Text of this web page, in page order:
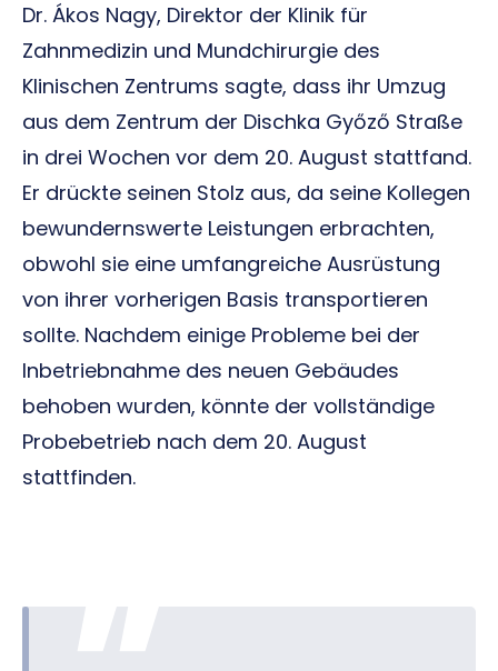
Dr. Ákos Nagy, Direktor der Klinik für
Zahnmedizin und Mundchirurgie des
Klinischen Zentrums sagte, dass ihr Umzug
aus dem Zentrum der Dischka Győző Straße
in drei Wochen vor dem 20. August stattfand.
Er drückte seinen Stolz aus, da seine Kollegen
bewundernswerte Leistungen erbrachten,
obwohl sie eine umfangreiche Ausrüstung
von ihrer vorherigen Basis transportieren
sollte. Nachdem einige Probleme bei der
Inbetriebnahme des neuen Gebäudes
behoben wurden, könnte der vollständige
Probebetrieb nach dem 20. August
stattfinden.